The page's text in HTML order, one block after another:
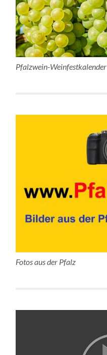
Pfalzwein-Weinfestkalender
Fotos aus der Pfalz